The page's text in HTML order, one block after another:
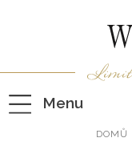
Menu
DOMŮ